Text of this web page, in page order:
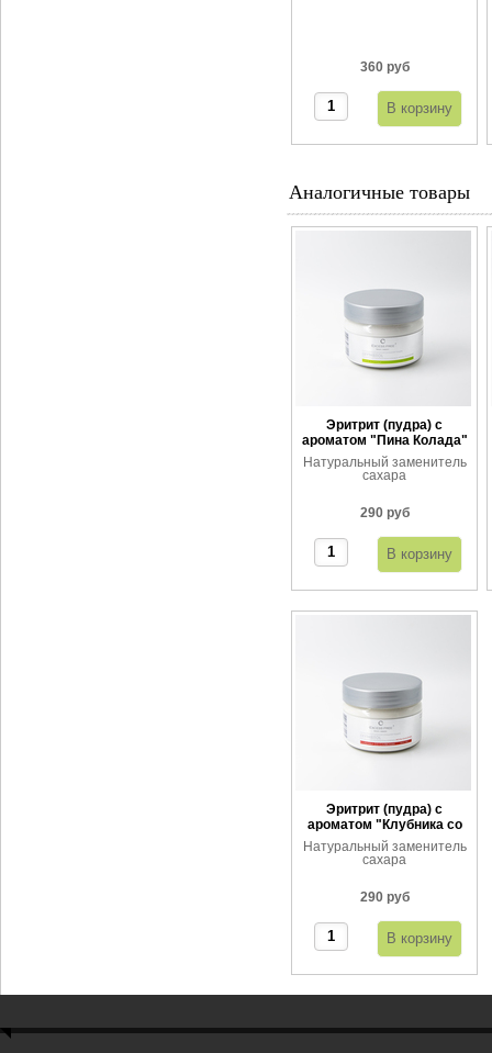
360 руб
Аналогичные товары
Эритрит (пудра) с
ароматом "Пина Колада"
Натуральный заменитель
сахара
290 руб
Эритрит (пудра) с
ароматом "Клубника со
сливками"
Натуральный заменитель
сахара
290 руб